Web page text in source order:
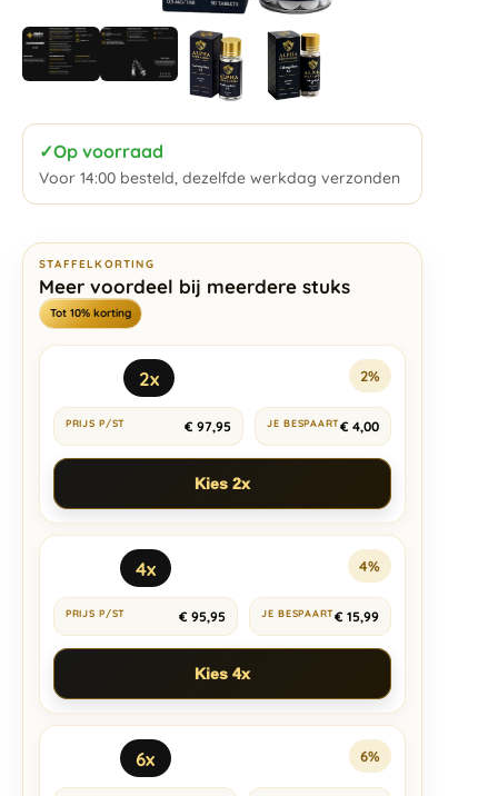
✓Op voorraad
Voor 14:00 besteld, dezelfde werkdag verzonden
STAFFELKORTING
Meer voordeel bij meerdere stuks
Tot 10% korting
2x 2%
€ 97,95 € 4,00
Kies 2x
4x 4%
€ 95,95 € 15,99
Kies 4x
6x 6%